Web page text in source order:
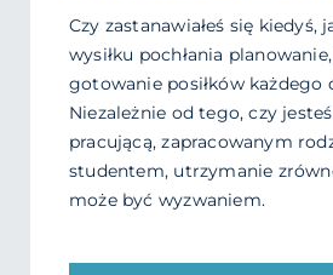
Czy zastanawiałeś się kiedyś,
wysiłku pochłania
gotowanie posiłków każdego
Niezależnie od tego, czy
pracującą, zapracowanym
studentem, utrzymanie
może być wyzwaniem.